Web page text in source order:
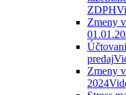
ZDPH
Zmeny
predaj
Zmeny
2024